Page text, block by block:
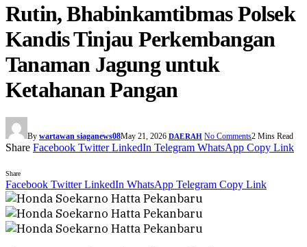
Rutin, Bhabinkamtibmas Polsek
Kandis Tinjau Perkembangan
Tanaman Jagung untuk
Ketahanan Pangan
By wartawan siaganews08May 21, 2026 DAERAH No Comments2 Mins Read
Share Facebook Twitter LinkedIn Telegram WhatsApp Copy Link
Share
Facebook Twitter LinkedIn WhatsApp Telegram Copy Link